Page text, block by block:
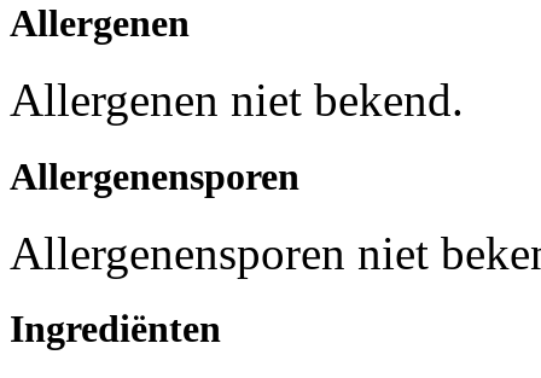
Allergenen
Allergenen niet bekend.
Allergenensporen
Allergenensporen niet
Ingrediënten